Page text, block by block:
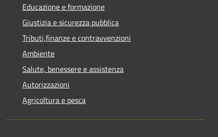
Educazione e formazione
Giustizia e sicurezza pubblica
Tributi,finanze e contravvenzioni
Ambiente
Salute, benessere e assistenza
Autorizzazioni
Agricoltura e pesca